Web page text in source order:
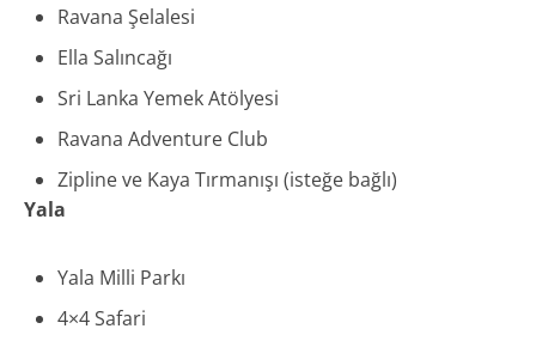
Ravana Şelalesi
Ella Salıncağı
Sri Lanka Yemek Atölyesi
Ravana Adventure Club
Zipline ve Kaya Tırmanışı (isteğe bağlı)
Yala
Yala Milli Parkı
4×4 Safari